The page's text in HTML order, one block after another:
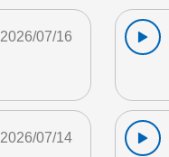
2026/07/16
2026/07/14